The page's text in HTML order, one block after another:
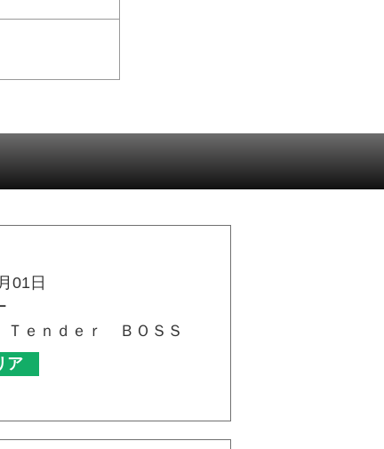
01日
Ｔｅｎｄｅｒ ＢＯＳＳ
ア